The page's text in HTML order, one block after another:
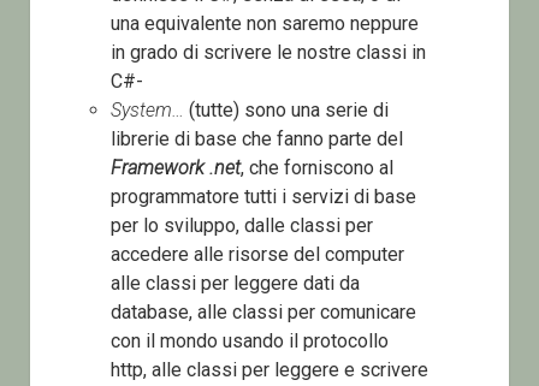
una equivalente non saremo neppure
in grado di scrivere le nostre classi in
C#-
System… (tutte) sono una serie di
librerie di base che fanno parte del
Framework .net, che forniscono al
programmatore tutti i servizi di base
per lo sviluppo, dalle classi per
accedere alle risorse del computer
alle classi per leggere dati da
database, alle classi per comunicare
con il mondo usando il protocollo
http, alle classi per leggere e scrivere